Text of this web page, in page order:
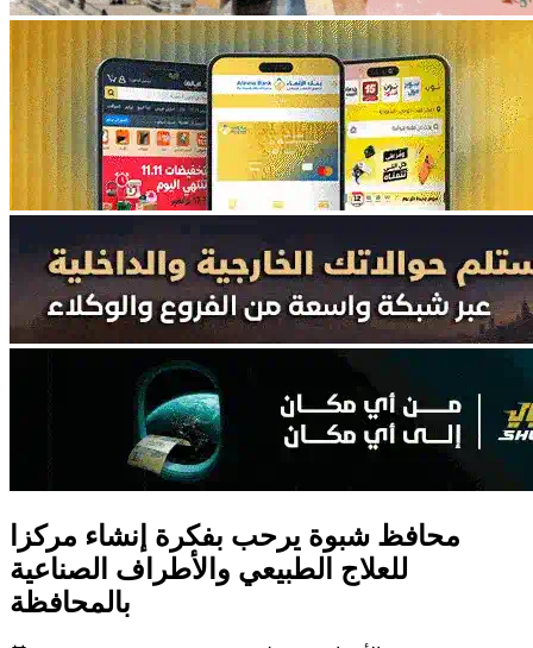
محافظ شبوة يرحب بفكرة إنشاء مركزا
للعلاج الطبيعي والأطراف الصناعية
بالمحافظة